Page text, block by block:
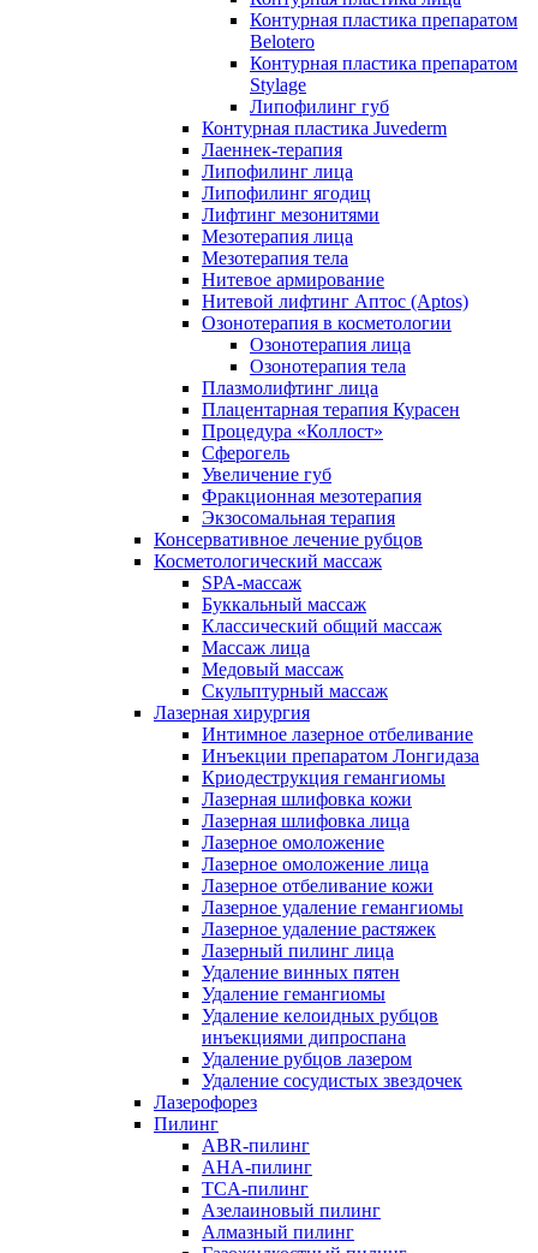
Контурная пластика препаратом
Belotero
Контурная пластика препаратом
Stylage
Липофилинг губ
Контурная пластика Juvederm
Лаеннек-терапия
Липофилинг лица
Липофилинг ягодиц
Лифтинг мезонитями
Мезотерапия лица
Мезотерапия тела
Нитевое армирование
Нитевой лифтинг Аптос (Aptos)
Озонотерапия в косметологии
Озонотерапия лица
Озонотерапия тела
Плазмолифтинг лица
Плацентарная терапия Курасен
Процедура «Коллост»
Сферогель
Увеличение губ
Фракционная мезотерапия
Экзосомальная терапия
Консервативное лечение рубцов
Косметологический массаж
SPA-массаж
Буккальный массаж
Классический общий массаж
Массаж лица
Медовый массаж
Скульптурный массаж
Лазерная хирургия
Интимное лазерное отбеливание
Инъекции препаратом Лонгидаза
Криодеструкция гемангиомы
Лазерная шлифовка кожи
Лазерная шлифовка лица
Лазерное омоложение
Лазерное омоложение лица
Лазерное отбеливание кожи
Лазерное удаление гемангиомы
Лазерное удаление растяжек
Лазерный пилинг лица
Удаление винных пятен
Удаление гемангиомы
Удаление келоидных рубцов
инъекциями дипроспана
Удаление рубцов лазером
Удаление сосудистых звездочек
Лазерофорез
Пилинг
ABR-пилинг
AHA-пилинг
TCA-пилинг
Азелаиновый пилинг
Алмазный пилинг